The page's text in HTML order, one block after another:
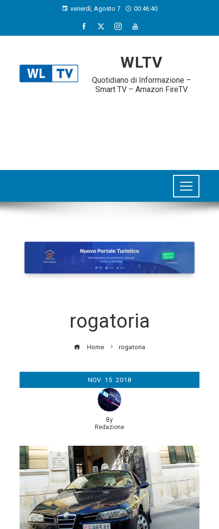
venerdì, Agosto 7 00:46:40
WLTV
Quotidiano di Informazione –
Smart TV – Amazon FireTV
rogatoria
Home rogatoria
NOV 15 2018
By
Redazione